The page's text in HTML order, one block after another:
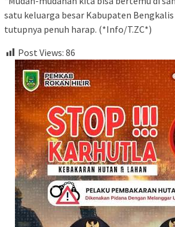
satu keluarga besar Kabupaten
tutupnya penuh harap. (*Info/T.ZC*)
Post Views: 86